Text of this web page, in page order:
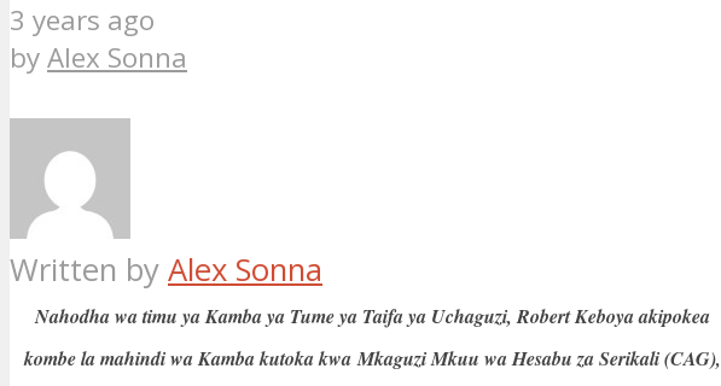
3 years ago
byAlex Sonna
Written by Alex Sonna
Nahodha wa timu ya Kamba ya Tume ya Taifa ya Uchaguzi, Robert Keboya akipokea
kombe la mahindi wa Kamba kutoka kwa Mkaguzi Mkuu wa Hesabu za Serikali (CAG),